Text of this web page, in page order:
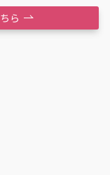
ら